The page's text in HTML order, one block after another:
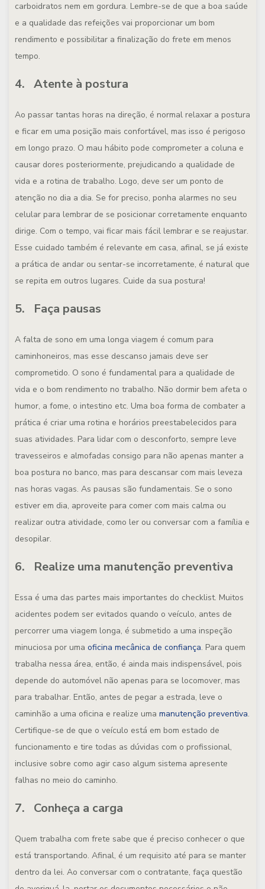
carboidratos nem em gordura. Lembre-se de que a boa saúde
e a qualidade das refeições vai proporcionar um bom
rendimento e possibilitar a finalização do frete em menos
tempo.
4. Atente à postura
Ao passar tantas horas na direção, é normal relaxar a postura
e ficar em uma posição mais confortável, mas isso é perigoso
em longo prazo. O mau hábito pode comprometer a coluna e
causar dores posteriormente, prejudicando a qualidade de
vida e a rotina de trabalho. Logo, deve ser um ponto de
atenção no dia a dia. Se for preciso, ponha alarmes no seu
celular para lembrar de se posicionar corretamente enquanto
dirige. Com o tempo, vai ficar mais fácil lembrar e se reajustar.
Esse cuidado também é relevante em casa, afinal, se já existe
a prática de andar ou sentar-se incorretamente, é natural que
se repita em outros lugares. Cuide da sua postura!
5. Faça pausas
A falta de sono em uma longa viagem é comum para
caminhoneiros, mas esse descanso jamais deve ser
comprometido. O sono é fundamental para a qualidade de
vida e o bom rendimento no trabalho. Não dormir bem afeta o
humor, a fome, o intestino etc. Uma boa forma de combater a
prática é criar uma rotina e horários preestabelecidos para
suas atividades. Para lidar com o desconforto, sempre leve
travesseiros e almofadas consigo para não apenas manter a
boa postura no banco, mas para descansar com mais leveza
nas horas vagas. As pausas são fundamentais. Se o sono
estiver em dia, aproveite para comer com mais calma ou
realizar outra atividade, como ler ou conversar com a família e
desopilar.
6. Realize uma manutenção preventiva
Essa é uma das partes mais importantes do checklist. Muitos
acidentes podem ser evitados quando o veículo, antes de
percorrer uma viagem longa, é submetido a uma inspeção
minuciosa por uma oficina mecânica de confiança. Para quem
trabalha nessa área, então, é ainda mais indispensável, pois
depende do automóvel não apenas para se locomover, mas
para trabalhar. Então, antes de pegar a estrada, leve o
caminhão a uma oficina e realize uma manutenção preventiva.
Certifique-se de que o veículo está em bom estado de
funcionamento e tire todas as dúvidas com o profissional,
inclusive sobre como agir caso algum sistema apresente
falhas no meio do caminho.
7. Conheça a carga
Quem trabalha com frete sabe que é preciso conhecer o que
está transportando. Afinal, é um requisito até para se manter
dentro da lei. Ao conversar com o contratante, faça questão